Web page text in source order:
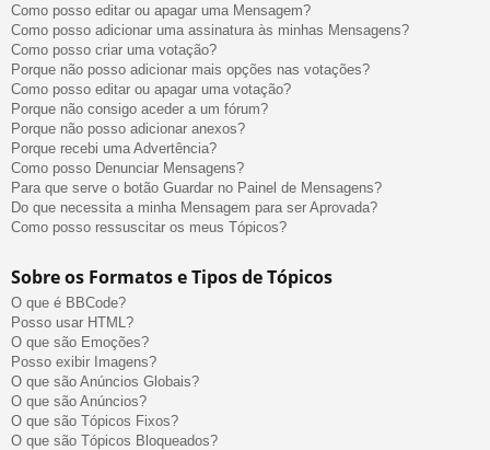
Como posso editar ou apagar uma Mensagem?
Como posso adicionar uma assinatura às minhas Mensagens?
Como posso criar uma votação?
Porque não posso adicionar mais opções nas votações?
Como posso editar ou apagar uma votação?
Porque não consigo aceder a um fórum?
Porque não posso adicionar anexos?
Porque recebi uma Advertência?
Como posso Denunciar Mensagens?
Para que serve o botão Guardar no Painel de Mensagens?
Do que necessita a minha Mensagem para ser Aprovada?
Como posso ressuscitar os meus Tópicos?
Sobre os Formatos e Tipos de Tópicos
O que é BBCode?
Posso usar HTML?
O que são Emoções?
Posso exibir Imagens?
O que são Anúncios Globais?
O que são Anúncios?
O que são Tópicos Fixos?
O que são Tópicos Bloqueados?